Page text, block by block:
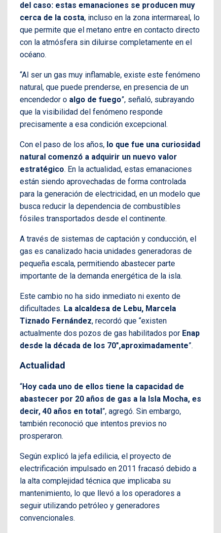
del caso: estas emanaciones se producen muy
cerca de la costa, incluso en la zona intermareal, lo
que permite que el metano entre en contacto directo
con la atmósfera sin diluirse completamente en el
océano.
“Al ser un gas muy inflamable, existe este fenómeno
natural, que puede prenderse, en presencia de un
encendedor o algo de fuego”, señaló, subrayando
que la visibilidad del fenómeno responde
precisamente a esa condición excepcional.
Con el paso de los años, lo que fue una curiosidad
natural comenzó a adquirir un nuevo valor
estratégico. En la actualidad, estas emanaciones
están siendo aprovechadas de forma controlada
para la generación de electricidad, en un modelo que
busca reducir la dependencia de combustibles
fósiles transportados desde el continente.
A través de sistemas de captación y conducción, el
gas es canalizado hacia unidades generadoras de
pequeña escala, permitiendo abastecer parte
importante de la demanda energética de la isla.
Este cambio no ha sido inmediato ni exento de
dificultades. La alcaldesa de Lebu, Marcela
Tiznado Fernández, recordó que “existen
actualmente dos pozos de gas habilitados por Enap
desde la década de los 70″,aproximadamente”.
Actualidad
“Hoy cada uno de ellos tiene la capacidad de
abastecer por 20 años de gas a la Isla Mocha, es
decir, 40 años en total ”, agregó. Sin embargo,
también reconoció que intentos previos no
prosperaron.
Según explicó la jefa edilicia, el proyecto de
electrificación impulsado en 2011 fracasó debido a
la alta complejidad técnica que implicaba su
mantenimiento, lo que llevó a los operadores a
seguir utilizando petróleo y generadores
convencionales.